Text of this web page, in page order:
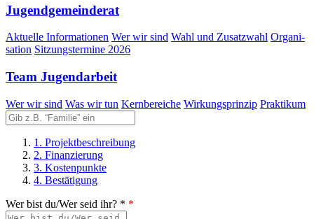
Jugend­ge­mein­de­rat
Aktu­el­le Informationen Wer wir sind Wahl und Zusatzwahl Orga­ni­
sa­ti­on Sit­zungs­ter­mi­ne 2026
Team Jugend­ar­beit
Wer wir sind Was wir tun Kern­be­rei­che Wir­kungs­prin­zip Prak­ti­kum
1. Projektbeschreibung
2. Finanzierung
3. Kostenpunkte
4. Bestätigung
Wer bist du/Wer seid ihr? * *